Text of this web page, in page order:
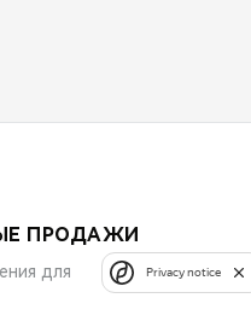
ПРОДАЖИ
для
Privacy notice